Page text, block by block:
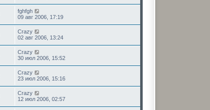
fghfgh
09 авг 2006, 17:19
Crazy
02 авг 2006, 13:24
Crazy
30 июл 2006, 15:52
Crazy
23 июл 2006, 15:16
Crazy
12 июл 2006, 02:57